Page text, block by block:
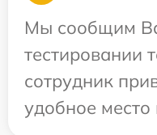
Мы сообщим
тестировании
сотрудник
удобное место